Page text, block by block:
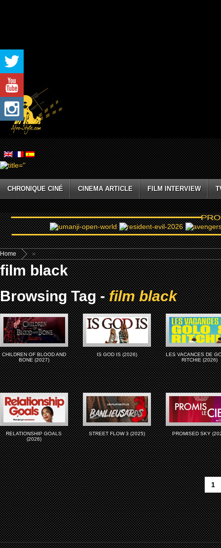
CHRONIQUE CINÉ CINEMA ARTICLE FILM INTERVIEW
Home »
film black
Browsing Tag -film black
CHILDREN OF BLOOD AND
BONE (2027)
IS GOD IS (2026)
LES VACANCES DE
RITCHIE (2026)
RELATIONSHIP GOALS
(2026)
STREET FLOW 3 (2025) PROMISED SKY
1